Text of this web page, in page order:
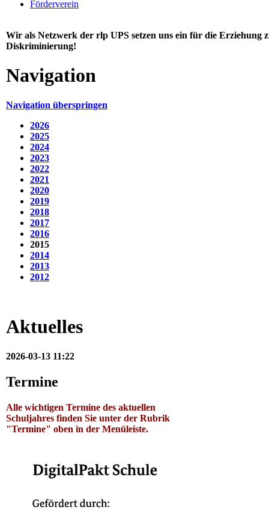
Förderverein
Wir als Netzwerk der rlp UPS setzen uns ein für die Erziehung
Diskriminierung!
Navigation
Navigation überspringen
2026
2025
2024
2023
2022
2021
2020
2019
2018
2017
2016
2015
2014
2013
2012
Aktuelles
2026-03-13 11:22
Termine
Alle wichtigen Termine des aktuellen
Schuljahres finden Sie unter der Rubrik
"Termine" oben in der Menüleiste.